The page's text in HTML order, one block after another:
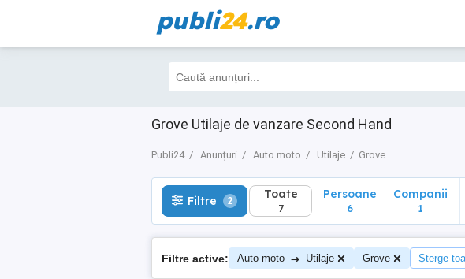
publi24.ro
Grove Utilaje de vanzare Second Hand
Publi24 Anunțuri Auto moto Utilaje Grove
Filtre 2 Toate
7
Filtre 2 Toate
7
Persoane
6
Companii
1
Filtre active: Auto moto → Utilaje Grove Șterge